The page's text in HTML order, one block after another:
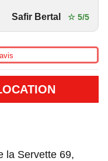
Safir Bertal ☆ 5/5
la Servette 69,